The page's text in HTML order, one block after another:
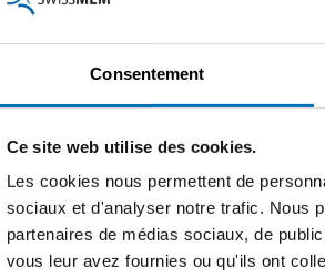
Consentement
Ce site web utilise des cookies.
Les cookies nous permettent de
sociaux et d'analyser notre trafic. Nous
partenaires de médias sociaux, de
vous leur avez fournies ou qu'ils ont
un chauffage à plaquettes de bois,
à un réseau de chaleur à distance,
de formulaires simples sur le site
administratif inutile. Pour chaque
économisé, 10 francs.
en 2008, 128 PME ont déjà
de son chauffage et
d’un écran thermique dans ses